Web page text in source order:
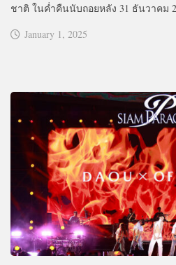
ชาติ ในค่ำคืนนับถอยหลัง 31 ธันวาคม
January 1, 2025